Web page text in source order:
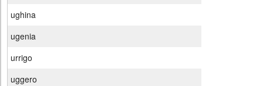
ughina
ugenia
urrigo
uggero